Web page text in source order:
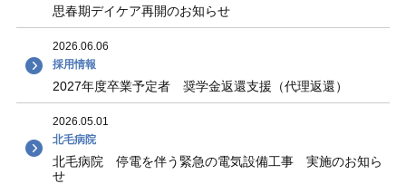
思春期デイケア再開のお知らせ
2026.06.06
採用情報
2027年度卒業予定者 奨学金返還支援（代理返還）
2026.05.01
北毛病院
北毛病院 停電を伴う緊急の電気設備工事 実施のお知ら
せ